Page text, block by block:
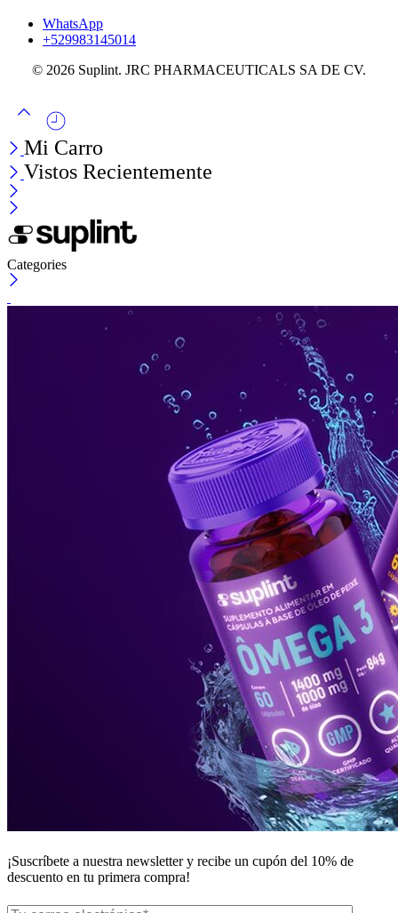
WhatsApp
+529983145014
© 2026 Suplint. JRC PHARMACEUTICALS SA DE CV.
Mi Carro
Vistos Recientemente
Categories
¡Suscríbete a nuestra newsletter y recibe un cupón del 10% de
descuento en tu primera compra!